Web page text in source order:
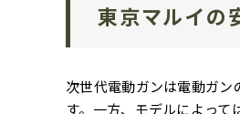
東京マルイの
次世代電動ガンは電動ガ
す。一方、モデルによって